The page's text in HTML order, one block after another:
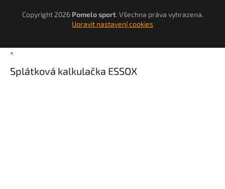
Copyright 2026 Pomelo sport. Všechna práva vyhrazena.
Upravit nastavení cookies
×
Splátková kalkulačka ESSOX